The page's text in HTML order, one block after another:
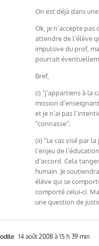
On est déjà dans
Ok, je n’accepte
attendre de l’élève
impulsive du prof,
pourrait
Bref,
(i) “j’appartiens à la
mission
et je n’ai pas
“connasse”;
(ii) “Le cas visé par
l’enjeu de
d’accord. Cela
humain. Je
élève qui se
comporté celui-ci.
une question de
odile 14 août 2008 à 15 h 39 min